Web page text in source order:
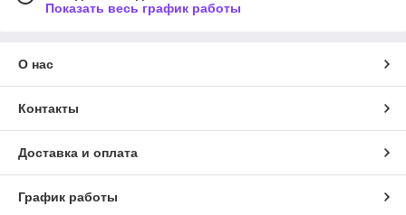
Показать весь график работы
О нас
Контакты
Доставка и оплата
График работы